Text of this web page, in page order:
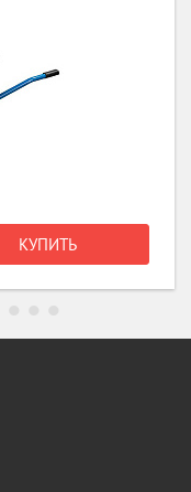
КУПИТЬ